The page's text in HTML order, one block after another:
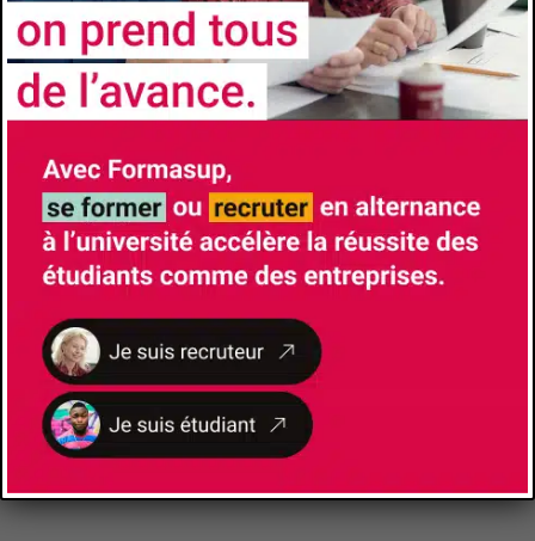
actualités L’apprentissage est fondamental pour l’insertion – Éric Berton
Président d’Aix-Marseille Université, Éric Berton loue les bénéfices de...
NOSPARTENAIRES